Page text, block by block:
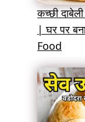
कच्छी
| घर पर
Food